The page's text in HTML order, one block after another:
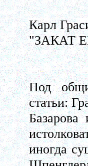
Карл
"ЗАКАТ
Под
статьи:
иногда